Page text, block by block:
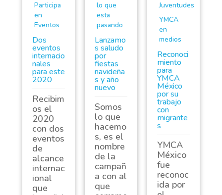
Participa
en
Eventos
Dos
eventos
internacio
nales
para este
2020
Recibim
os el
2020
con dos
eventos
de
alcance
internac
ional
que
lo que
esta
pasando
Lanzamo
s saludo
por
fiestas
navideña
s y año
nuevo
Somos
lo que
hacemo
s, es el
nombre
de la
campañ
a con al
que
Juventudes
YMCA
en
medios
Reconoci
miento
para
YMCA
México
por su
trabajo
con
migrante
s
YMCA
México
fue
reconoc
ida por